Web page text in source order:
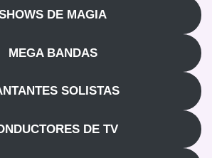
DE MAGIA
MEGA BANDAS
SOLISTAS
DE TV